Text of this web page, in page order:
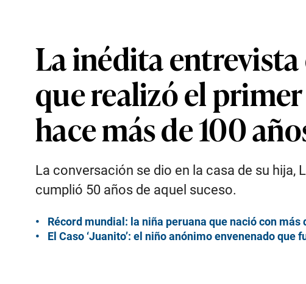
La inédita
que realizó el
hace más de 100
La conversación se dio en la casa de su hija,
cumplió 50 años de aquel suceso.
Récord mundial: la niña peruana que nació con
El Caso ‘Juanito’: el niño anónimo envenenado